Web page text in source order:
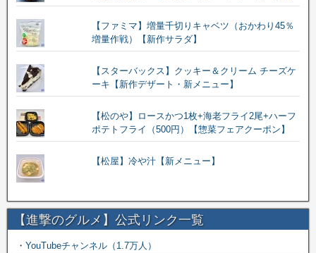
【ファミマ】増量千切りキャベツ（おかわり45％
増量作戦）【新作サラダ】
【スターバックス】クッキー＆クリーム チーズケ
ーキ【新作デザート・新メニュー】
【松のや】ロースかつ1枚+海老フライ2尾+ハーフ
ポテトフライ（500円）【惣菜フェアクーポン】
【松屋】冷や汁【新メニュー】
【進撃のグルメ】公式リンク一覧
・ YouTubeチャンネル（1.7万人）